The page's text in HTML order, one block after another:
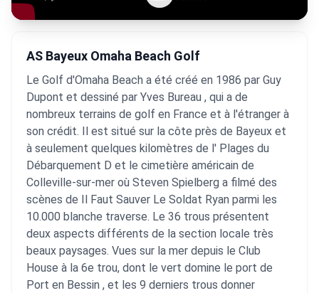
AS Bayeux Omaha Beach Golf
Le Golf d'Omaha Beach a été créé en 1986 par Guy
Dupont et dessiné par Yves Bureau , qui a de
nombreux terrains de golf en France et à l'étranger à
son crédit. Il est situé sur la côte près de Bayeux et
à seulement quelques kilomètres de l' Plages du
Débarquement D et le cimetière américain de
Colleville-sur-mer où Steven Spielberg a filmé des
scènes de Il Faut Sauver Le Soldat Ryan parmi les
10.000 blanche traverse. Le 36 trous présentent
deux aspects différents de la section locale très
beaux paysages. Vues sur la mer depuis le Club
House à la 6e trou, dont le vert domine le port de
Port en Bessin , et les 9 derniers trous donner